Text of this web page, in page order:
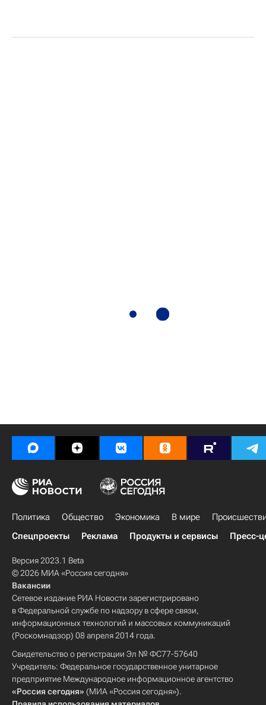
Политика Общество Экономика В мире
Спецпроекты
Реклама Продукты и сервисы Пресс-
Версия 2023.1 Beta
© 2026 МИА «Россия сегодня»
Вакансии
Сетевое издание РИА Новости зарегистрировано
в Федеральной службе по надзору в сфере связи,
информационных технологий и массовых коммуникаций
(Роскомнадзор) 08 апреля 2014 года.
Свидетельство о регистрации Эл № ФС77-57640
Учредитель: Федеральное государственное унитарное
предприятие Международное информационное агентство
«Россия сегодня» (МИА «Россия сегодня»).